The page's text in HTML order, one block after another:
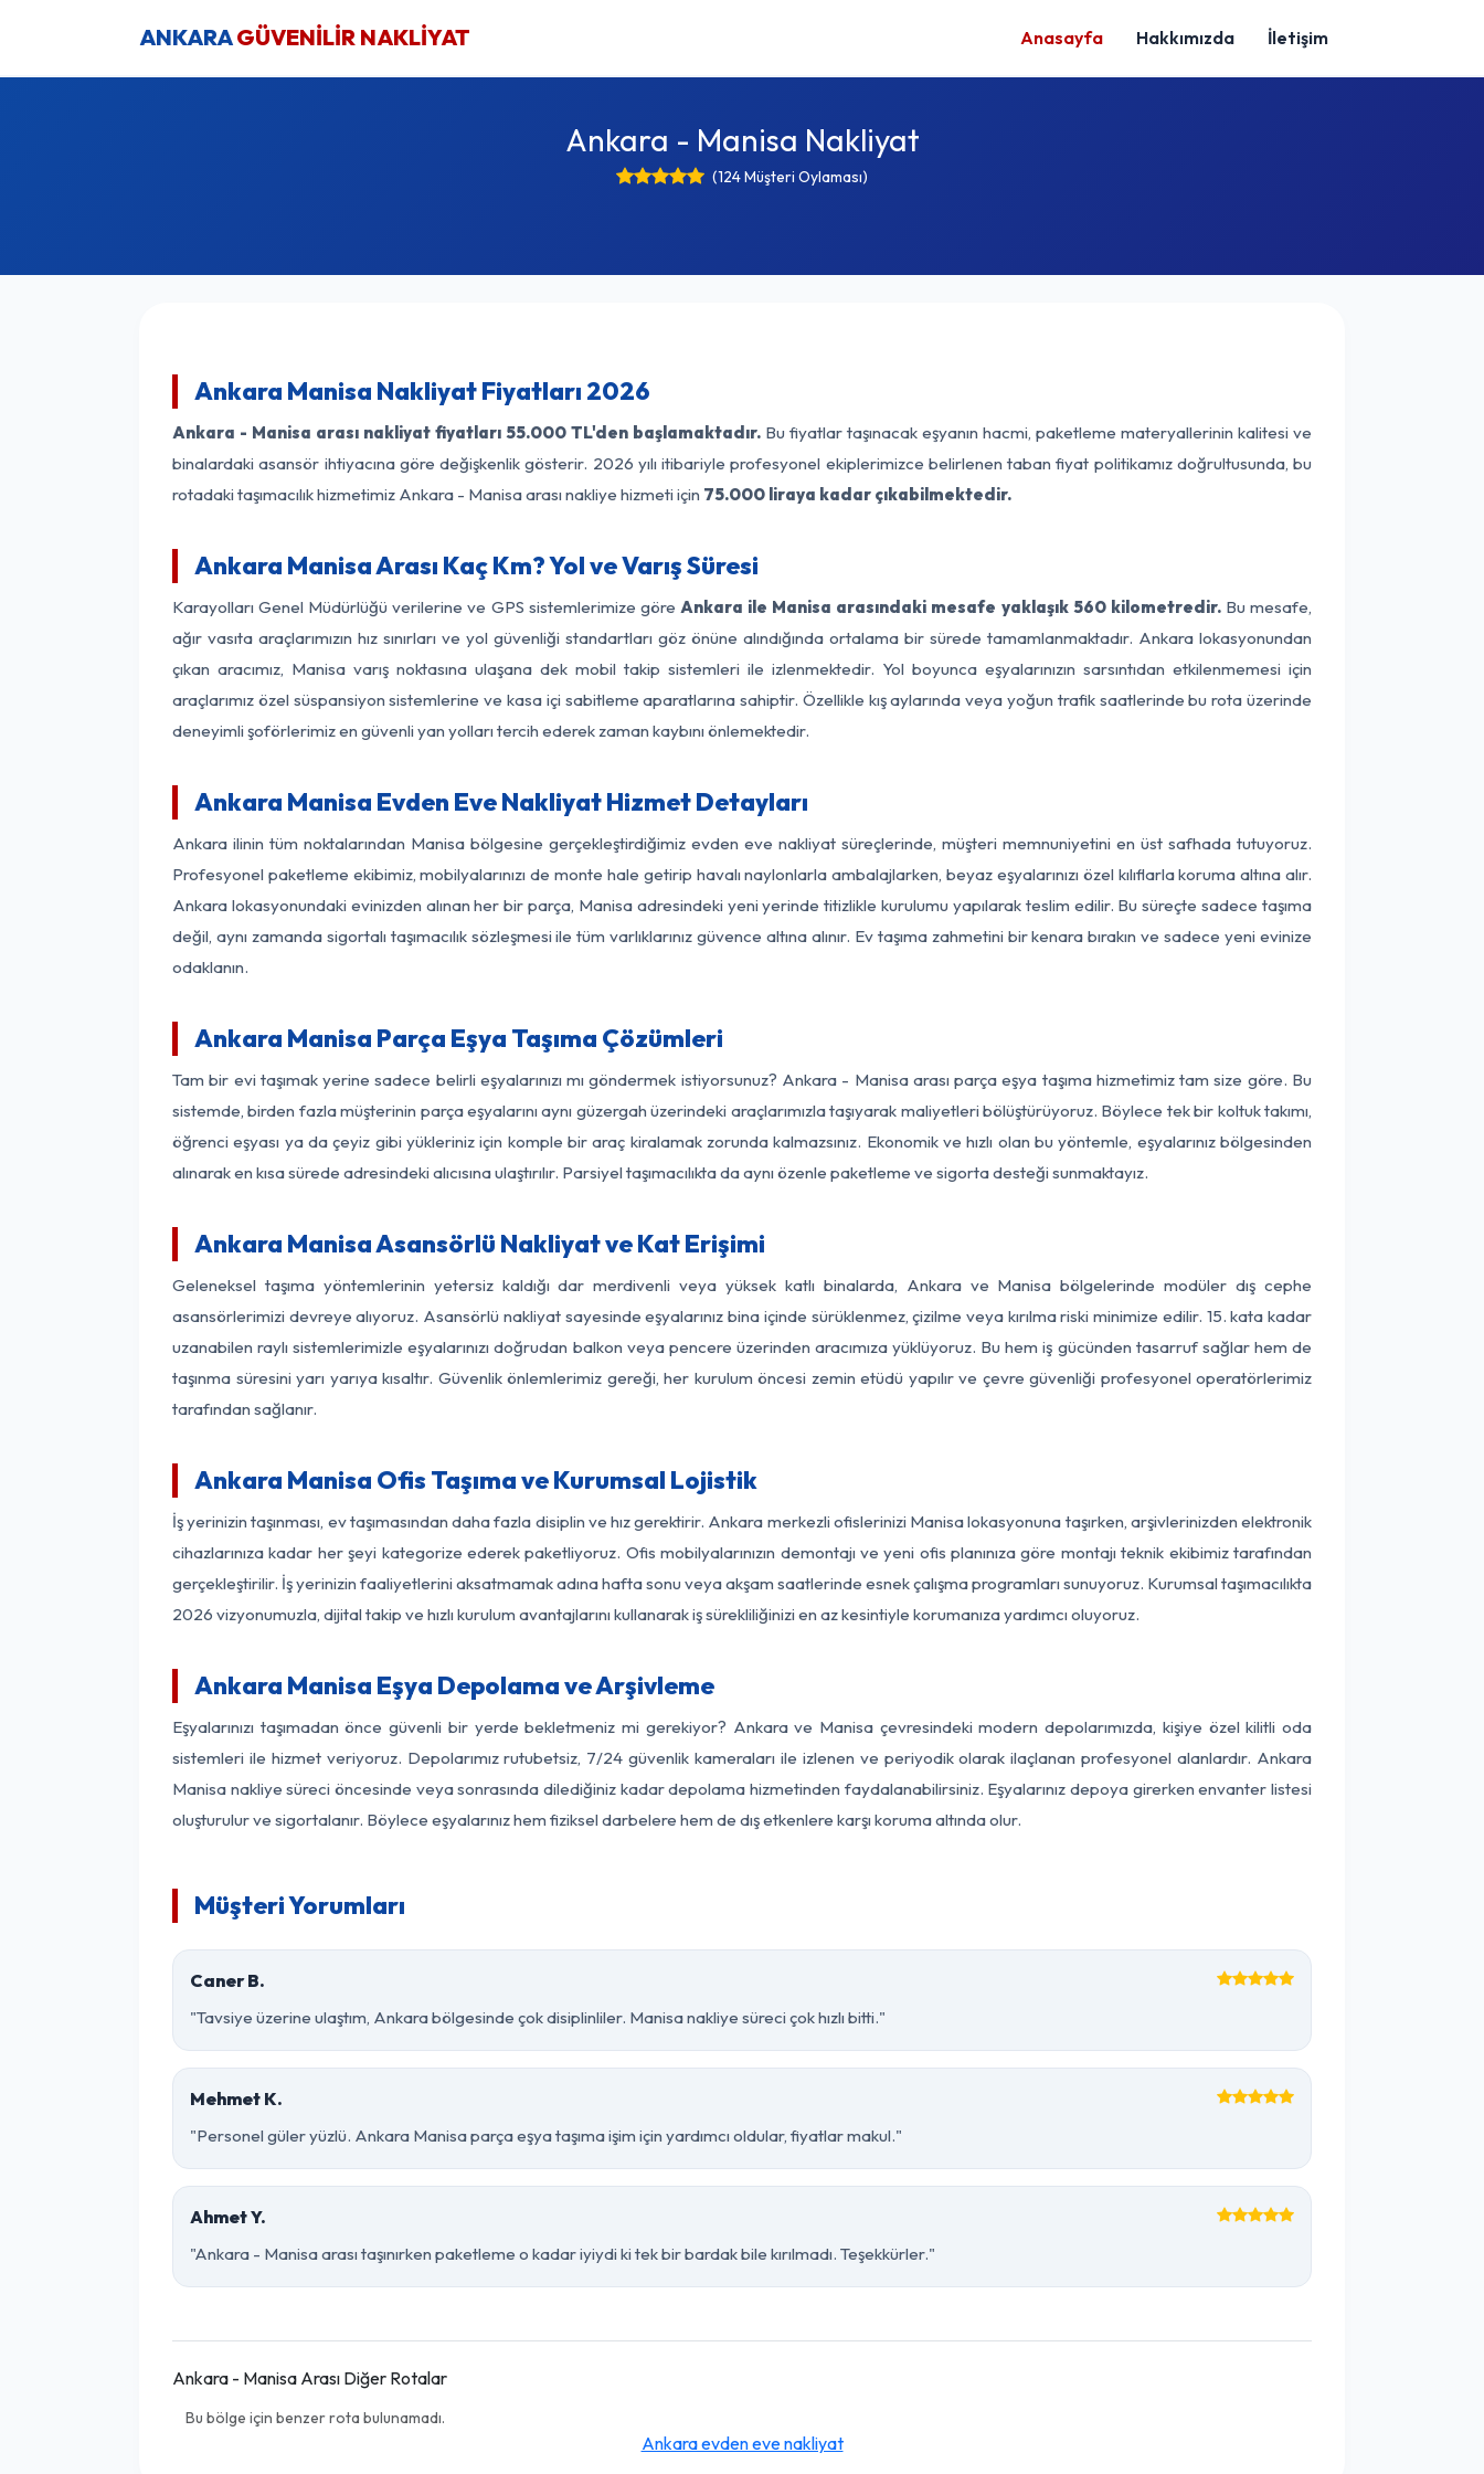
ANKARAGÜVENİLİR NAKLİYAT Anasayfa Hakkımızda İletişim
Ankara - Manisa Nakliyat
(124 Müşteri Oylaması)
Ankara Manisa Nakliyat Fiyatları 2026
Ankara - Manisa arası nakliyat fiyatları 55.000 TL'den başlamaktadır. Bu fiyatlar taşınacak eşyanın hacmi, paketleme materyallerinin kalitesi ve
binalardaki asansör ihtiyacına göre değişkenlik gösterir. 2026 yılı itibariyle profesyonel ekiplerimizce belirlenen taban fiyat politikamız doğrultusunda, bu
rotadaki taşımacılık hizmetimiz Ankara - Manisa arası nakliye hizmeti için 75.000 liraya kadar çıkabilmektedir.
Ankara Manisa Arası Kaç Km? Yol ve Varış Süresi
Karayolları Genel Müdürlüğü verilerine ve GPS sistemlerimize göre Ankara ile Manisa arasındaki mesafe yaklaşık 560 kilometredir.Bu mesafe,
ağır vasıta araçlarımızın hız sınırları ve yol güvenliği standartları göz önüne alındığında ortalama bir sürede tamamlanmaktadır. Ankara lokasyonundan
çıkan aracımız, Manisa varış noktasına ulaşana dek mobil takip sistemleri ile izlenmektedir. Yol boyunca eşyalarınızın sarsıntıdan etkilenmemesi için
araçlarımız özel süspansiyon sistemlerine ve kasa içi sabitleme aparatlarına sahiptir. Özellikle kış aylarında veya yoğun trafik saatlerinde bu rota üzerinde
deneyimli şoförlerimiz en güvenli yan yolları tercih ederek zaman kaybını önlemektedir.
Ankara Manisa Evden Eve Nakliyat Hizmet Detayları
Ankara ilinin tüm noktalarından Manisa bölgesine gerçekleştirdiğimiz evden eve nakliyat süreçlerinde, müşteri memnuniyetini en üst safhada tutuyoruz.
Profesyonel paketleme ekibimiz, mobilyalarınızı de monte hale getirip havalı naylonlarla ambalajlarken, beyaz eşyalarınızı özel kılıflarla koruma altına alır.
Ankara lokasyonundaki evinizden alınan her bir parça, Manisa adresindeki yeni yerinde titizlikle kurulumu yapılarak teslim edilir. Bu süreçte sadece taşıma
değil, aynı zamanda sigortalı taşımacılık sözleşmesi ile tüm varlıklarınız güvence altına alınır. Ev taşıma zahmetini bir kenara bırakın ve sadece yeni evinize
odaklanın.
Ankara Manisa Parça Eşya Taşıma Çözümleri
Tam bir evi taşımak yerine sadece belirli eşyalarınızı mı göndermek istiyorsunuz? Ankara - Manisa arası parça eşya taşıma hizmetimiz tam size göre. Bu
sistemde, birden fazla müşterinin parça eşyalarını aynı güzergah üzerindeki araçlarımızla taşıyarak maliyetleri bölüştürüyoruz. Böylece tek bir koltuk takımı,
öğrenci eşyası ya da çeyiz gibi yükleriniz için komple bir araç kiralamak zorunda kalmazsınız. Ekonomik ve hızlı olan bu yöntemle, eşyalarınız bölgesinden
alınarak en kısa sürede adresindeki alıcısına ulaştırılır. Parsiyel taşımacılıkta da aynı özenle paketleme ve sigorta desteği sunmaktayız.
Ankara Manisa Asansörlü Nakliyat ve Kat Erişimi
Geleneksel taşıma yöntemlerinin yetersiz kaldığı dar merdivenli veya yüksek katlı binalarda, Ankara ve Manisa bölgelerinde modüler dış cephe
asansörlerimizi devreye alıyoruz. Asansörlü nakliyat sayesinde eşyalarınız bina içinde sürüklenmez, çizilme veya kırılma riski minimize edilir. 15. kata kadar
uzanabilen raylı sistemlerimizle eşyalarınızı doğrudan balkon veya pencere üzerinden aracımıza yüklüyoruz. Bu hem iş gücünden tasarruf sağlar hem de
taşınma süresini yarı yarıya kısaltır. Güvenlik önlemlerimiz gereği, her kurulum öncesi zemin etüdü yapılır ve çevre güvenliği profesyonel operatörlerimiz
tarafından sağlanır.
Ankara Manisa Ofis Taşıma ve Kurumsal Lojistik
İş yerinizin taşınması, ev taşımasından daha fazla disiplin ve hız gerektirir. Ankara merkezli ofislerinizi Manisa lokasyonuna taşırken, arşivlerinizden elektronik
cihazlarınıza kadar her şeyi kategorize ederek paketliyoruz. Ofis mobilyalarınızın demontajı ve yeni ofis planınıza göre montajı teknik ekibimiz tarafından
gerçekleştirilir. İş yerinizin faaliyetlerini aksatmamak adına hafta sonu veya akşam saatlerinde esnek çalışma programları sunuyoruz. Kurumsal taşımacılıkta
2026 vizyonumuzla, dijital takip ve hızlı kurulum avantajlarını kullanarak iş sürekliliğinizi en az kesintiyle korumanıza yardımcı oluyoruz.
Ankara Manisa Eşya Depolama ve Arşivleme
Eşyalarınızı taşımadan önce güvenli bir yerde bekletmeniz mi gerekiyor? Ankara ve Manisa çevresindeki modern depolarımızda, kişiye özel kilitli oda
sistemleri ile hizmet veriyoruz. Depolarımız rutubetsiz, 7/24 güvenlik kameraları ile izlenen ve periyodik olarak ilaçlanan profesyonel alanlardır. Ankara
Manisa nakliye süreci öncesinde veya sonrasında dilediğiniz kadar depolama hizmetinden faydalanabilirsiniz. Eşyalarınız depoya girerken envanter listesi
oluşturulur ve sigortalanır. Böylece eşyalarınız hem fiziksel darbelere hem de dış etkenlere karşı koruma altında olur.
Müşteri Yorumları
Caner B.
"Tavsiye üzerine ulaştım, Ankara bölgesinde çok disiplinliler. Manisa nakliye süreci çok hızlı bitti."
Mehmet K.
"Personel güler yüzlü. Ankara Manisa parça eşya taşıma işim için yardımcı oldular, fiyatlar makul."
Ahmet Y.
"Ankara - Manisa arası taşınırken paketleme o kadar iyiydi ki tek bir bardak bile kırılmadı. Teşekkürler."
Ankara - Manisa Arası Diğer Rotalar
Bu bölge için benzer rota bulunamadı.
Ankara evden eve nakliyat